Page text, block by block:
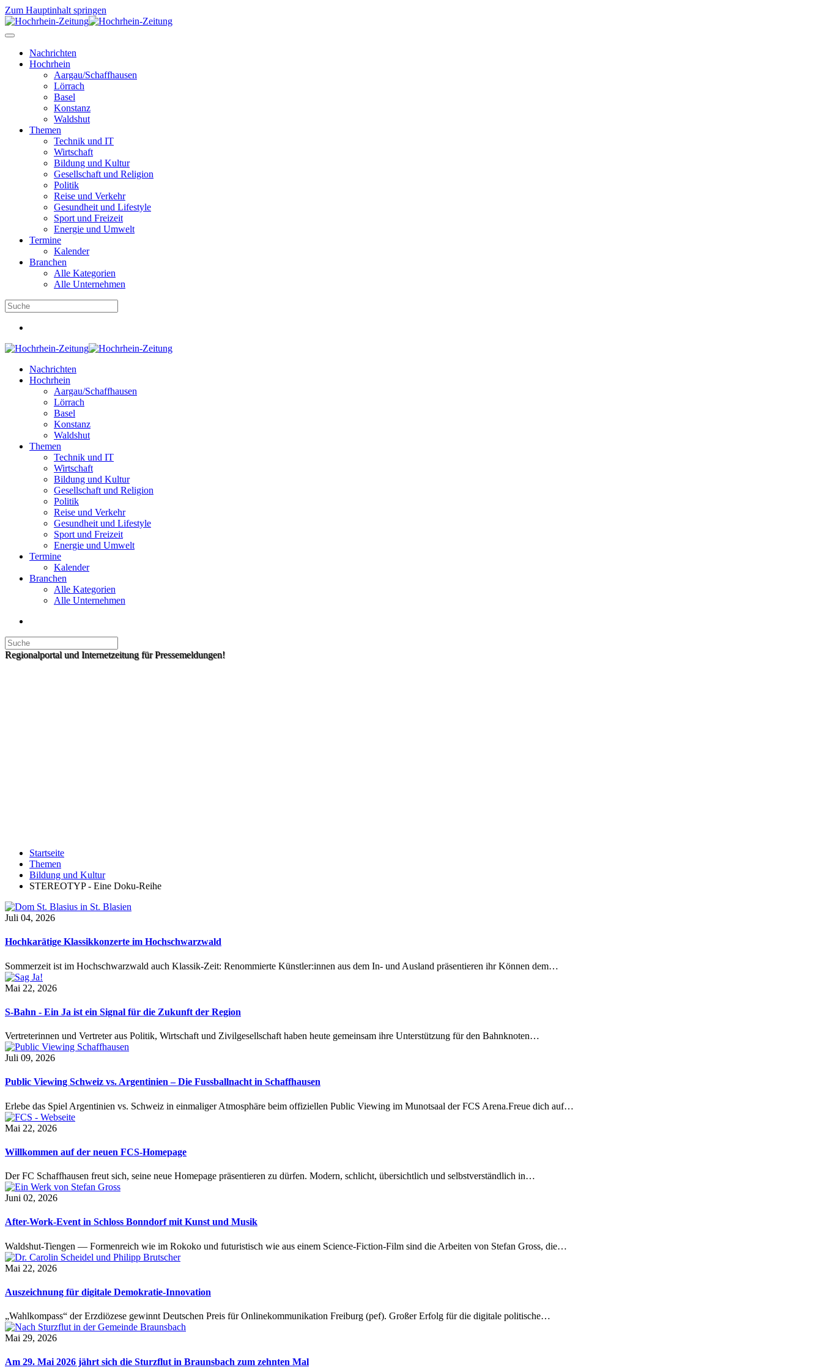
Zum Hauptinhalt springen
Nachrichten
Hochrhein
Aargau/Schaffhausen
Lörrach
Basel
Konstanz
Waldshut
Themen
Technik und IT
Wirtschaft
Bildung und Kultur
Gesellschaft und Religion
Politik
Reise und Verkehr
Gesundheit und Lifestyle
Sport und Freizeit
Energie und Umwelt
Termine
Kalender
Branchen
Alle Kategorien
Alle Unternehmen
Nachrichten
Hochrhein
Aargau/Schaffhausen
Lörrach
Basel
Konstanz
Waldshut
Themen
Technik und IT
Wirtschaft
Bildung und Kultur
Gesellschaft und Religion
Politik
Reise und Verkehr
Gesundheit und Lifestyle
Sport und Freizeit
Energie und Umwelt
Termine
Kalender
Branchen
Alle Kategorien
Alle Unternehmen
Regionalportal und Internetzeitung für Pressemeldungen!
Startseite
Themen
Bildung und Kultur
STEREOTYP - Eine Doku-Reihe
Juli 04, 2026
Hochkarätige Klassikkonzerte im Hochschwarzwald
Sommerzeit ist im Hochschwarzwald auch Klassik-Zeit: Renommierte Künstler:innen aus dem In- und Ausland präsentieren ihr Können dem…
Mai 22, 2026
S-Bahn - Ein Ja ist ein Signal für die Zukunft der Region
Vertreterinnen und Vertreter aus Politik, Wirtschaft und Zivilgesellschaft haben heute gemeinsam ihre Unterstützung für den Bahnknoten…
Juli 09, 2026
Public Viewing Schweiz vs. Argentinien – Die Fussballnacht in Schaffhausen
Erlebe das Spiel Argentinien vs. Schweiz in einmaliger Atmosphäre beim offiziellen Public Viewing im Munotsaal der FCS Arena.Freue dich auf…
Mai 22, 2026
Willkommen auf der neuen FCS-Homepage
Der FC Schaffhausen freut sich, seine neue Homepage präsentieren zu dürfen. Modern, schlicht, übersichtlich und selbstverständlich in…
Juni 02, 2026
After-Work-Event in Schloss Bonndorf mit Kunst und Musik
Waldshut-Tiengen — Formenreich wie im Rokoko und futuristisch wie aus einem Science-Fiction-Film sind die Arbeiten von Stefan Gross, die…
Mai 22, 2026
Auszeichnung für digitale Demokratie-Innovation
„Wahlkompass“ der Erzdiözese gewinnt Deutschen Preis für Onlinekommunikation Freiburg (pef). Großer Erfolg für die digitale politische…
Mai 29, 2026
Am 29. Mai 2026 jährt sich die Sturzflut in Braunsbach zum zehnten Mal